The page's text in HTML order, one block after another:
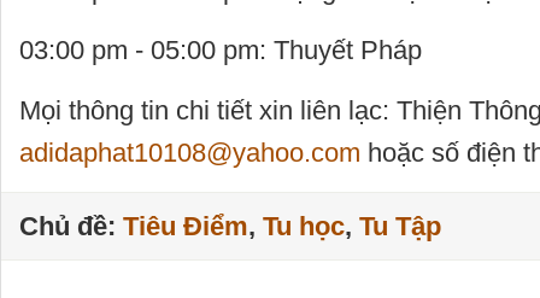
03:00 pm - 05:00 pm: Thuyết Pháp
Mọi thông tin chi tiết xin liên lạc: Thiện
adidaphat10108@yahoo.com hoặc số điện
Chủ đề: Tiêu Điểm, Tu học, Tu Tập